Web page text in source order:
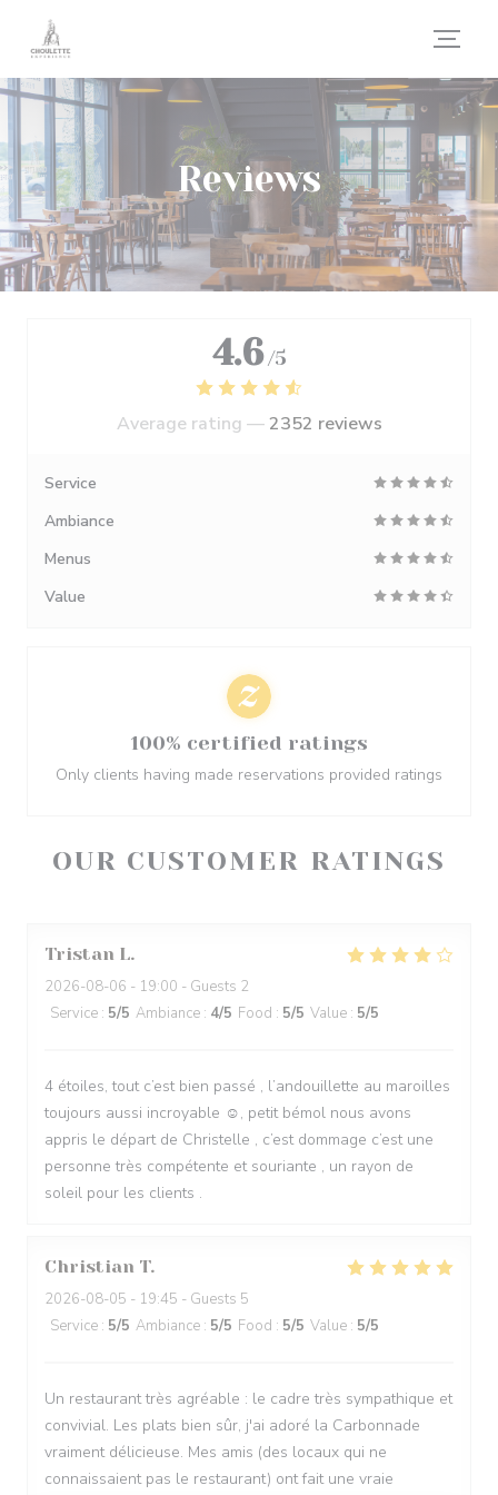
Personalizing your cookie choices
Reviews
OUR CUSTOMER RATINGS
Tristan L
2026-08-06 - 19:00 - Guests 2
Service : 5/5 Ambiance : 4/5 Food : 5/5 Value : 5/5
4 étoiles, tout c’est bien passé , l’andouillette au maroilles
toujours aussi incroyable ☺️, petit bémol nous avons
appris le départ de Christelle , c’est dommage c’est une
personne très compétente et souriante , un rayon de
soleil pour les clients .
Christian T
2026-08-05 - 19:45 - Guests 5
Service : 5/5 Ambiance : 5/5 Food : 5/5 Value : 5/5
Un restaurant très agréable : le cadre très sympathique et
convivial. Les plats bien sûr, j'ai adoré la Carbonnade
vraiment délicieuse. Mes amis (des locaux qui ne
connaissaient pas le restaurant) ont fait une vraie
4.6 /5
Average rating —2352 reviews
Service
Ambiance
Menus
Value
100% certified ratings
Only clients having made reservations provided ratings